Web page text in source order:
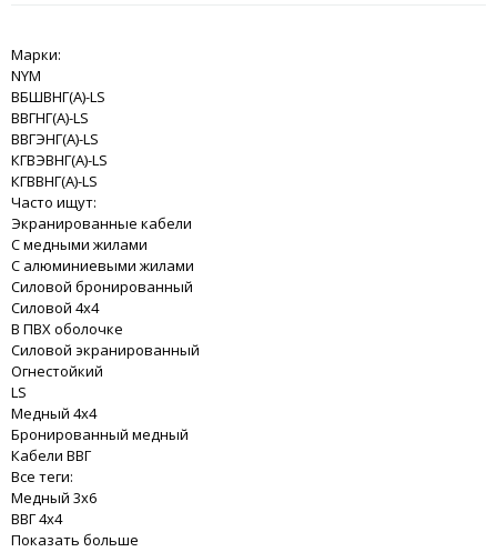
Марки:
NYM
ВБШВНГ(A)-LS
ВВГНГ(A)-LS
ВВГЭНГ(A)-LS
КГВЭВНГ(A)-LS
КГВВНГ(A)-LS
Часто ищут:
Экранированные кабели
С медными жилами
С алюминиевыми жилами
Силовой бронированный
Силовой 4x4
В ПВХ оболочке
Силовой экранированный
Огнестойкий
LS
Медный 4x4
Бронированный медный
Кабели ВВГ
Все теги:
Медный 3x6
ВВГ 4x4
Показать больше